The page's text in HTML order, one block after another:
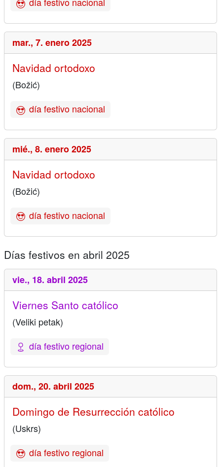
mar., 7. enero 2025
Navidad ortodoxo
(Božić)
día festivo nacional
mié., 8. enero 2025
Navidad ortodoxo
(Božić)
día festivo nacional
Días festivos en abril 2025
vie., 18. abril 2025
Viernes Santo católico
(Veliki petak)
día festivo regional
dom., 20. abril 2025
Domingo de Resurrección católico
(Uskrs)
día festivo regional